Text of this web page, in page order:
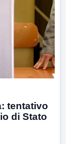
tentativo
di Stato